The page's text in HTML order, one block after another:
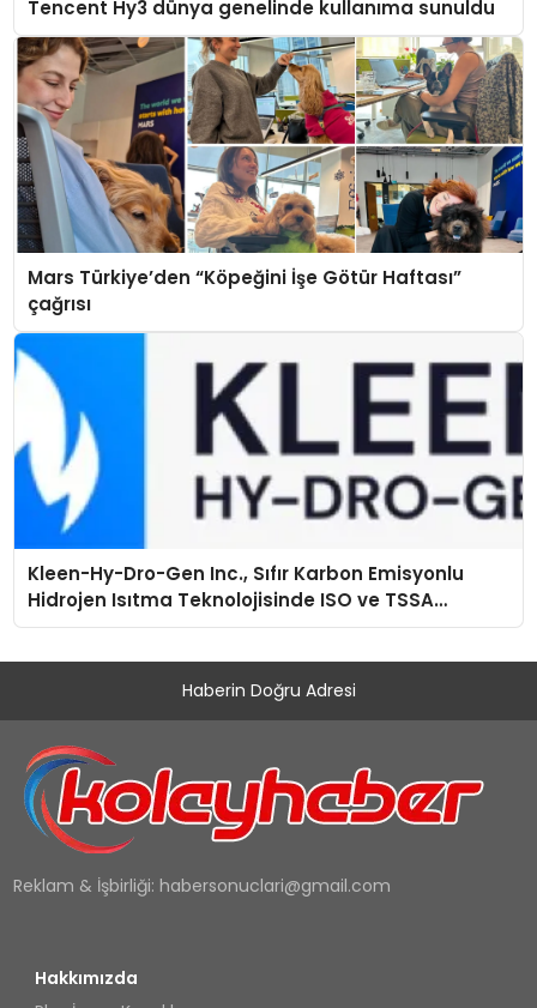
Tencent Hy3 dünya genelinde kullanıma sunuldu
Mars Türkiye’den “Köpeğini İşe Götür Haftası”
çağrısı
Kleen-Hy-Dro-Gen Inc., Sıfır Karbon Emisyonlu
Hidrojen Isıtma Teknolojisinde ISO ve TSSA
Düzenleyici Onaylarını Aldı
Haberin Doğru Adresi
Reklam & İşbirliği: habersonuclari@gmail.com
Hakkımızda